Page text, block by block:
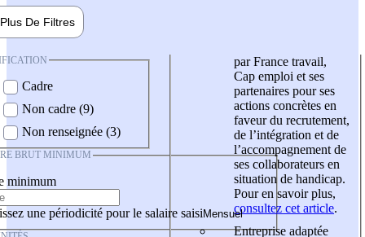
Plus De Filtres
Cadre
Non cadre (9)
Non renseignée (3)
BRUT MINIMUM
minimum
une périodicité pour le salaire saisi
par France travail,
Cap emploi et ses
partenaires pour ses
actions concrètes en
faveur du recrutement,
de l’intégration et de
l’accompagnement de
ses collaborateurs en
situation de handicap.
Pour en savoir plus,
consultez cet article.
Entreprise adaptée